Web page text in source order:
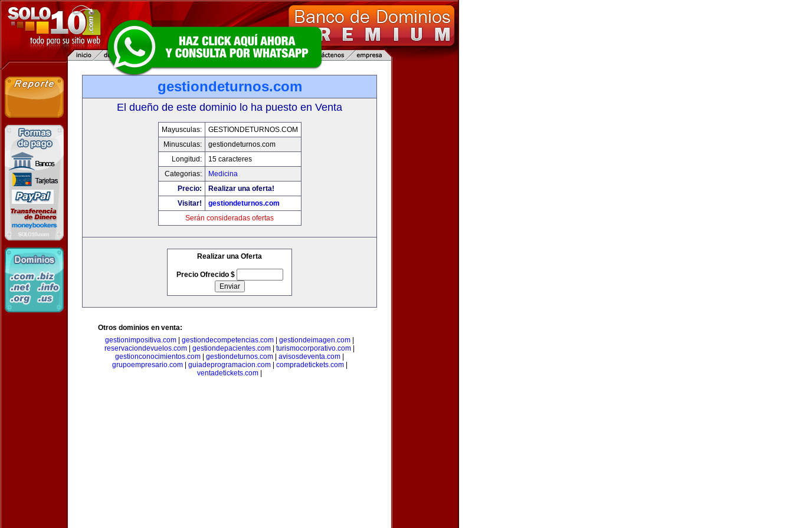
gestiondeturnos.com
El dueño de este dominio lo ha puesto en Venta
Mayusculas:
GESTIONDETURNOS.COM
Minusculas:
gestiondeturnos.com
Longitud:
15 caracteres
Categorias:
Medicina
Precio:
Realizar una oferta!
Visitar!
gestiondeturnos.com
Serán consideradas ofertas
Realizar una Oferta
Precio Ofrecido $
Otros dominios en venta:
gestionimpositiva.com
gestiondecompetencias.com gestiondeimagen.com
reservaciondevuelos.com
gestiondepacientes.com turismocorporativo.com
gestionconocimientos.com
gestiondeturnos.com avisosdeventa.com
grupoempresario.com| guiadeprogramacion.com| compradetickets.com|
ventadetickets.com